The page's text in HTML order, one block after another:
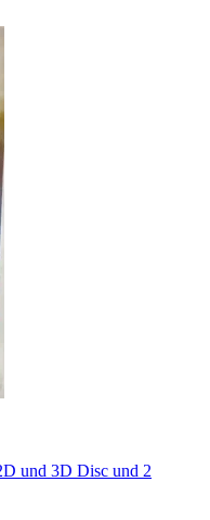
und 3D Disc und 2